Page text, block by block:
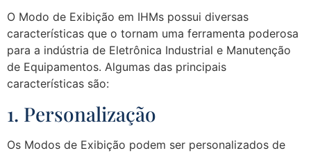
O Modo de Exibição em IHMs possui diversas
características que o tornam uma ferramenta poderosa
para a indústria de Eletrônica Industrial e Manutenção
de Equipamentos. Algumas das principais
características são:
1. Personalização
Os Modos de Exibição podem ser personalizados de